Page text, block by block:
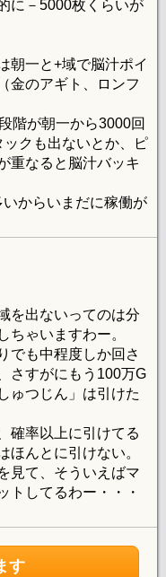
に－5000枚くらいが
朝一と+域で脳汁ポイ
金のアギト、ロンフ
階が朝一から3000回
クも出ないとか、ピ
重なると脳汁バッキ
からいまだに稼働が
を出ないってのは分
ちゃいますわー。
でも中程度しか回さ
さすがにもう100万G
ゅつじん」は引けた
確率以上に引けてる
ほんとに引けない。
見て、そういえばマ
トしてるわー・・・
す